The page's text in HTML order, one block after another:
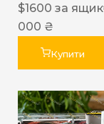
$1600 за ящик
000 ₴
Купити